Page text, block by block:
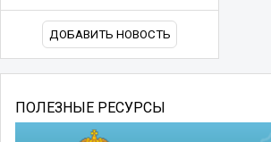
ДОБАВИТЬ НОВОСТЬ
ПОЛЕЗНЫЕ РЕСУРСЫ